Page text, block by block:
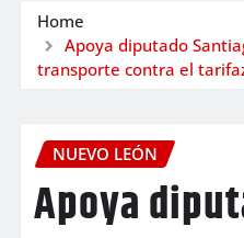
Home
Apoya diputado
transporte contra el
NUEVO LEÓN
Apoya